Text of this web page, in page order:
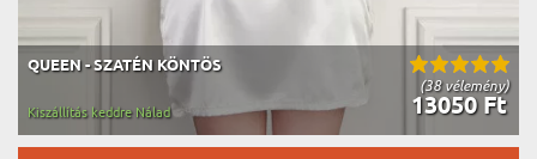
(38 vélemény)
QUEEN - SZATÉN KÖNTÖS
13050 Ft
Kiszállítás keddre Nálad